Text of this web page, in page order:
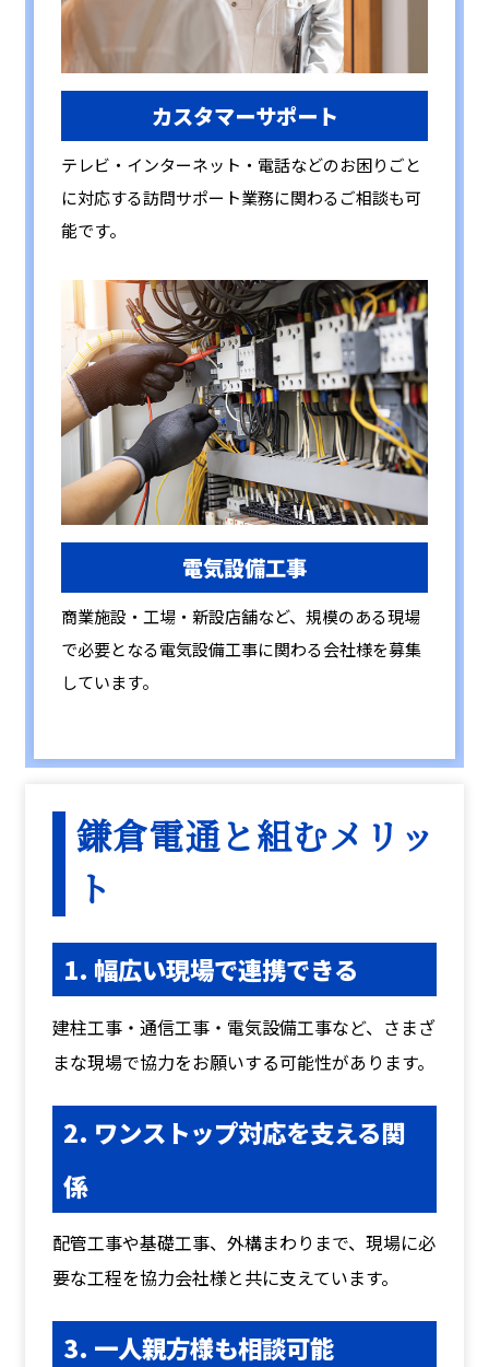
カスタマーサポート
テレビ・インターネット・電話などのお困りごと
に対応する訪問サポート業務に関わるご相談も可
能です。
電気設備工事
商業施設・工場・新設店舗など、規模のある現場
で必要となる電気設備工事に関わる会社様を募集
しています。
鎌倉電通と組むメリッ
ト
1. 幅広い現場で連携できる
建柱工事・通信工事・電気設備工事など、さまざ
まな現場で協力をお願いする可能性があります。
2. ワンストップ対応を支える関
係
配管工事や基礎工事、外構まわりまで、現場に必
要な工程を協力会社様と共に支えています。
3. 一人親方様も相談可能